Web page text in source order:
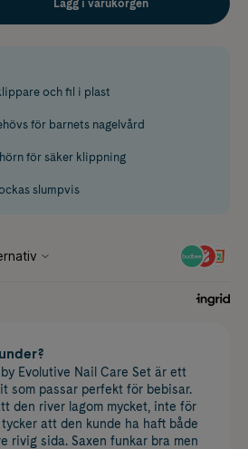
Lägg i varukorgen
och fil i plast
för barnets nagelvård
för säker klippning
slumpvis
Evolutive Nail Care Set är ett
som passar perfekt för bebisar.
den river lagom mycket, inte för
att den kunde ha haft både
rivig sida. Saxen funkar bra men